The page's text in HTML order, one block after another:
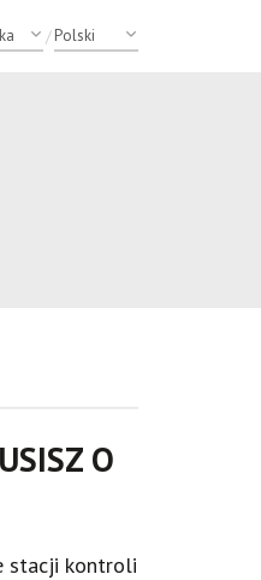
/
O
stacji kontroli